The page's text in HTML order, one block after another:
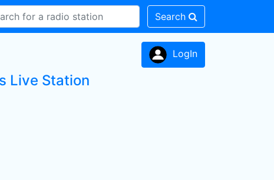
Search
LogIn
Live Station